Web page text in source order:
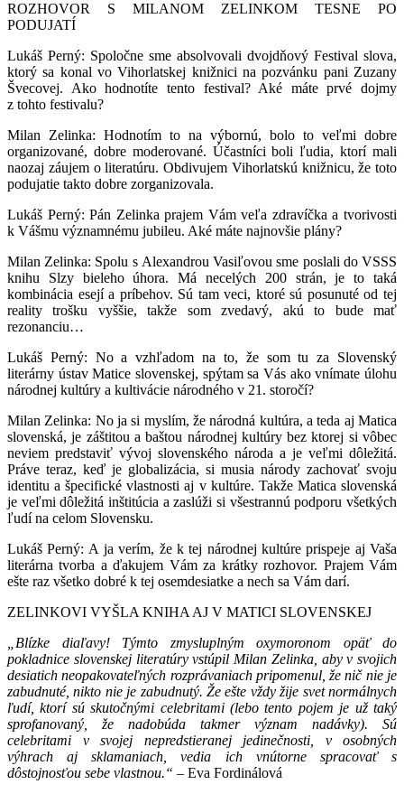
ROZHOVOR S MILANOM ZELINKOM TESNE PO
PODUJATÍ
Lukáš Perný: Spoločne sme absolvovali dvojdňový Festival slova,
ktorý sa konal vo Vihorlatskej knižnici na pozvánku pani Zuzany
Švecovej. Ako hodnotíte tento festival? Aké máte prvé dojmy
z tohto festivalu?
Milan Zelinka: Hodnotím to na výbornú, bolo to veľmi dobre
organizované, dobre moderované. Účastníci boli ľudia, ktorí mali
naozaj záujem o literatúru. Obdivujem Vihorlatskú knižnicu, že toto
podujatie takto dobre zorganizovala.
Lukáš Perný: Pán Zelinka prajem Vám veľa zdravíčka a tvorivosti
k Vášmu významnému jubileu. Aké máte najnovšie plány?
Milan Zelinka: Spolu s Alexandrou Vasiľovou sme poslali do VSSS
knihu Slzy bieleho úhora. Má necelých 200 strán, je to taká
kombinácia esejí a príbehov. Sú tam veci, ktoré sú posunuté od tej
reality trošku vyššie, takže som zvedavý, akú to bude mať
rezonanciu…
Lukáš Perný: No a vzhľadom na to, že som tu za Slovenský
literárny ústav Matice slovenskej, spýtam sa Vás ako vnímate úlohu
národnej kultúry a kultivácie národného v 21. storočí?
Milan Zelinka: No ja si myslím, že národná kultúra, a teda aj Matica
slovenská, je záštitou a baštou národnej kultúry bez ktorej si vôbec
neviem predstaviť vývoj slovenského národa a je veľmi dôležitá.
Práve teraz, keď je globalizácia, si musia národy zachovať svoju
identitu a špecifické vlastnosti aj v kultúre. Takže Matica slovenská
je veľmi dôležitá inštitúcia a zaslúži si všestrannú podporu všetkých
ľudí na celom Slovensku.
Lukáš Perný: A ja verím, že k tej národnej kultúre prispeje aj Vaša
literárna tvorba a ďakujem Vám za krátky rozhovor. Prajem Vám
ešte raz všetko dobré k tej osemdesiatke a nech sa Vám darí.
ZELINKOVI VYŠLA KNIHA AJ V MATICI SLOVENSKEJ
„Blízke diaľavy! Týmto zmysluplným oxymoronom opäť do
pokladnice slovenskej literatúry vstúpil Milan Zelinka, aby v svojich
desiatich neopakovateľných rozprávaniach pripomenul, že nič nie je
zabudnuté, nikto nie je zabudnutý. Že ešte vždy žije svet normálnych
ľudí, ktorí sú skutočnými celebritami (lebo tento pojem je už taký
sprofanovaný, že nadobúda takmer význam nadávky). Sú
celebritami v svojej nepredstieranej jedinečnosti, v osobných
výhrach aj sklamaniach, vedia ich vnútorne spracovať s
dôstojnosťou sebe vlastnou.“ – Eva Fordinálová